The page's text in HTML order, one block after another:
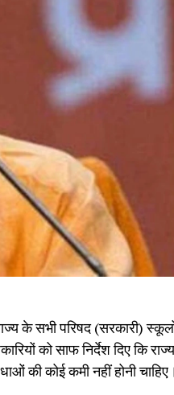
के सभी परिषद (सरकारी)
को साफ निर्देश दिए कि
की कोई कमी नहीं होनी चाहिए।